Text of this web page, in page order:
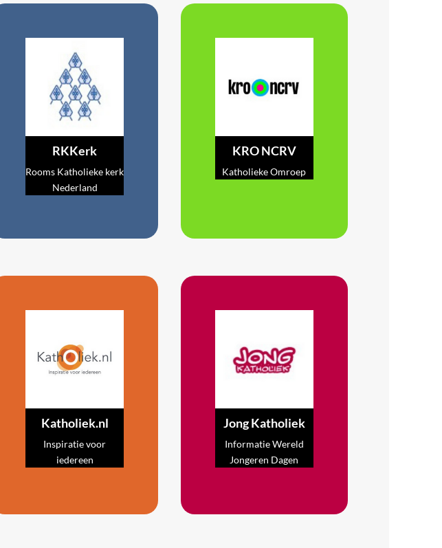
RKKerk
Rooms Katholieke kerk
Nederland
KRO NCRV
Katholieke Omroep
Katholiek.nl
Inspiratie voor
iedereen
Jong Katholiek
Informatie Wereld
Jongeren Dagen